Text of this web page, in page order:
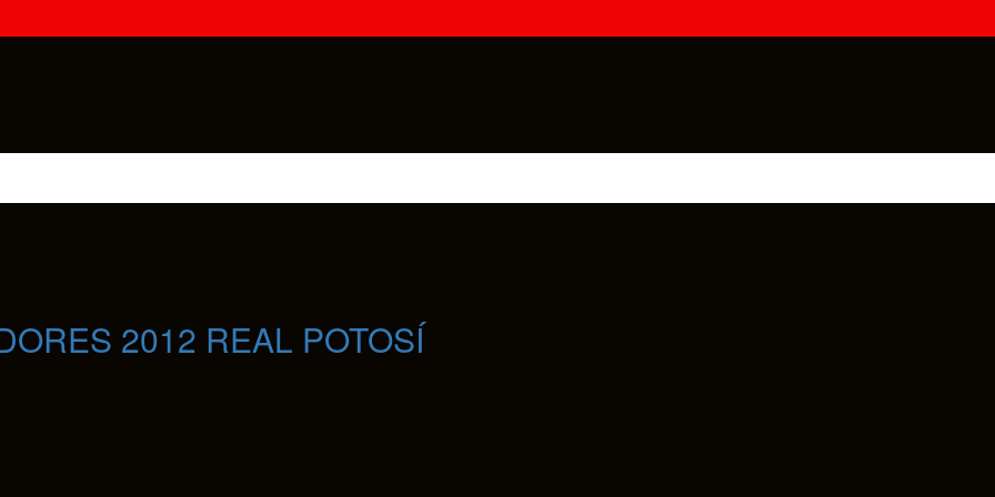
2012 REAL POTOSÍ